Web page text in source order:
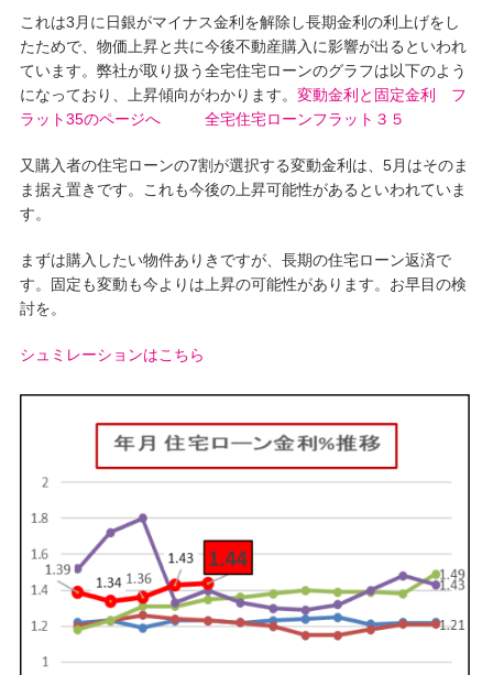
これは3月に日銀がマイナス金利を解除し長期金利の利上げをし
たためで、物価上昇と共に今後不動産購入に影響が出るといわれ
ています。弊社が取り扱う全宅住宅ローンのグラフは以下のよう
になっており、上昇傾向がわかります。変動金利と固定金利 フ
ラット35のページへ
全宅住宅ローンフラット３５
又購入者の住宅ローンの7割が選択する変動金利は、5月はそのま
ま据え置きです。これも今後の上昇可能性があるといわれていま
す。
まずは購入したい物件ありきですが、長期の住宅ローン返済で
す。固定も変動も今よりは上昇の可能性があります。お早目の検
討を。
シュミレーションはこちら